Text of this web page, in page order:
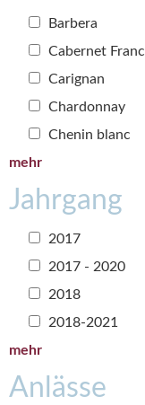
Barbera
Cabernet Franc
Carignan
Chardonnay
Chenin blanc
mehr
Jahrgang
2017
2017 - 2020
2018
2018-2021
mehr
Anlässe